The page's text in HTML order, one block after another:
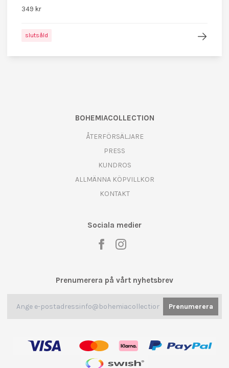
349 kr
slutsåld
BOHEMIACOLLECTION
ÅTERFÖRSÄLJARE
PRESS
KUNDROS
ALLMÄNNA KÖPVILLKOR
KONTAKT
Sociala medier
Prenumerera på vårt nyhetsbrev
Prenumerera